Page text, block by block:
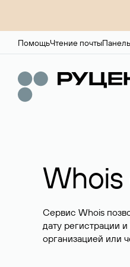
ПомощьЧтение почты
Сервис Whois
дату регистрации
организацией или